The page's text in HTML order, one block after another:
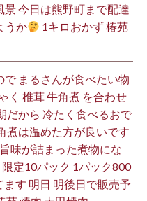
今日は熊野町まで配達
うか
1キロおかず 椿苑
まるさんが食べたい物
く 椎茸 牛角煮 を合わせ
だから 冷たく食べるおで
煮は温めた方が良いです
味が詰まった煮物にな
定10パック 1パック800
す 明日 明後日で販売予